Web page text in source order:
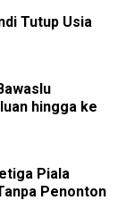
Tutup Usia
hingga ke
Piala
Penonton